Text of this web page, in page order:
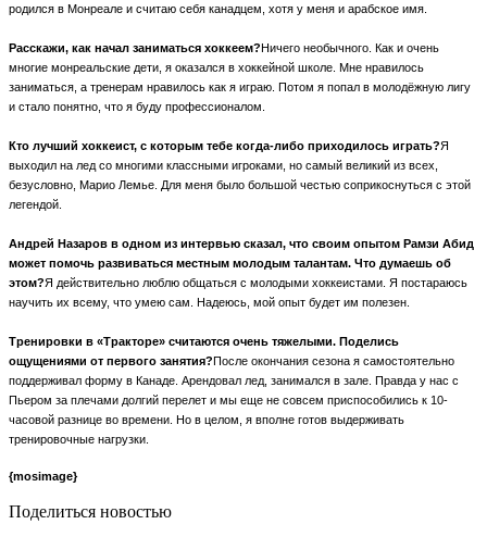
родился в Монреале и считаю себя канадцем, хотя у меня и арабское имя.
Расскажи, как начал заниматься хоккеем?Ничего необычного. Как и очень
многие монреальские дети, я оказался в хоккейной школе. Мне нравилось
заниматься, а тренерам нравилось как я играю. Потом я попал в молодёжную лигу
и стало понятно, что я буду профессионалом.
Кто лучший хоккеист, с которым тебе когда-либо приходилось играть?Я
выходил на лед со многими классными игроками, но самый великий из всех,
безусловно, Марио Лемье. Для меня было большой честью соприкоснуться с этой
легендой.
Андрей Назаров в одном из интервью сказал, что своим опытом Рамзи Абид
может помочь развиваться местным молодым талантам. Что думаешь об
этом?Я действительно люблю общаться с молодыми хоккеистами. Я постараюсь
научить их всему, что умею сам. Надеюсь, мой опыт будет им полезен.
Тренировки в «Тракторе» считаются очень тяжелыми. Поделись
ощущениями от первого занятия?После окончания сезона я самостоятельно
поддерживал форму в Канаде. Арендовал лед, занимался в зале. Правда у нас с
Пьером за плечами долгий перелет и мы еще не совсем приспособились к 10-
часовой разнице во времени. Но в целом, я вполне готов выдерживать
тренировочные нагрузки.
{mosimage}
Поделиться новостью